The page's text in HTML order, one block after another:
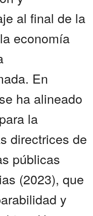
al final de la
economía
En
ha alineado
la
directrices de
públicas
(2023), que
y